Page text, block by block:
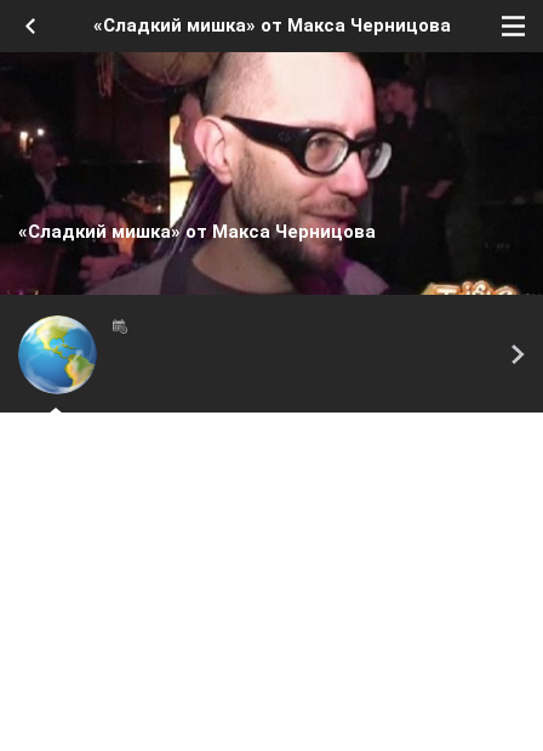
«Сладкий мишка» от Макса Черницова
«Сладкий мишка» от Макса Черницова